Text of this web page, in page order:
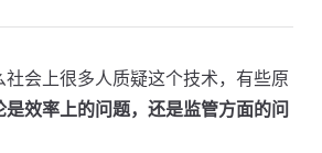
会上很多人质疑这个技术，有些原
效率上的问题，还是监管方面的问